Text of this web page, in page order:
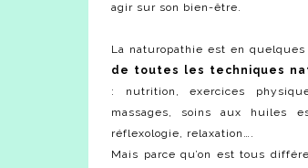
agir sur son bien-être.
La naturopathie est en quelques
de toutes les techniques
: nutrition, exercices
massages, soins aux huiles
réflexologie, relaxation….
Mais parce qu’on est tous